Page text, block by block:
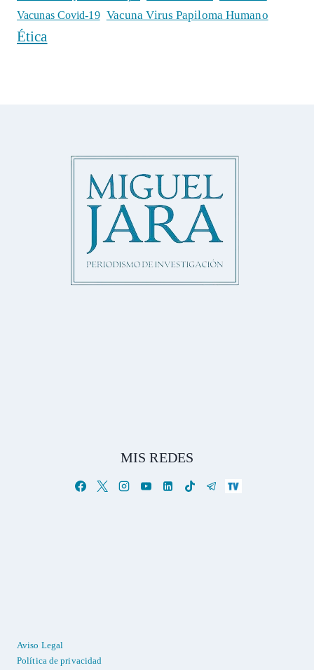
Vacunas Covid-19 Vacuna Virus Papiloma Humano
Ética
MIS REDES
Aviso Legal
Política de privacidad